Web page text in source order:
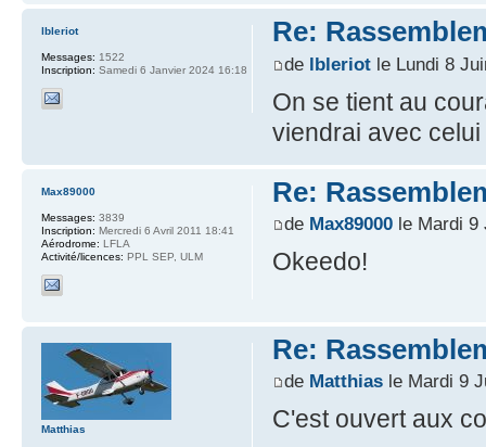
Re:
de lbleriotle Lundi 8
On se tient au
viendrai avec
lbleriot
Messages: 1522
Inscription: Samedi 6 Janvier 2024 16:18
Re:
de Max89000le Mardi 9
Okeedo!
Max89000
Messages: 3839
Inscription: Mercredi 6 Avril 2011 18:41
Aérodrome: LFLA
Activité/licences: PPL SEP, ULM
Re:
de Matthiasle Mardi 9
C'est ouvert aux
Matthias